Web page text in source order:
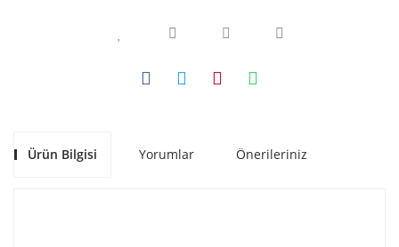
Ürün Bilgisi Yorumlar Önerileriniz